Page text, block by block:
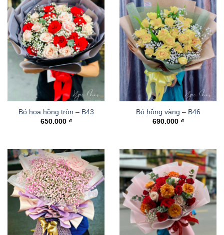
Bó hoa hồng tròn – B43
650.000 ₫
Bó hồng vàng – B46
690.000 ₫